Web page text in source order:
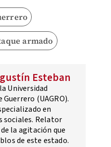
armado
Esteban
Universidad
(UAGRO).
en
sociales. Relator
la agitación que
de este estado.